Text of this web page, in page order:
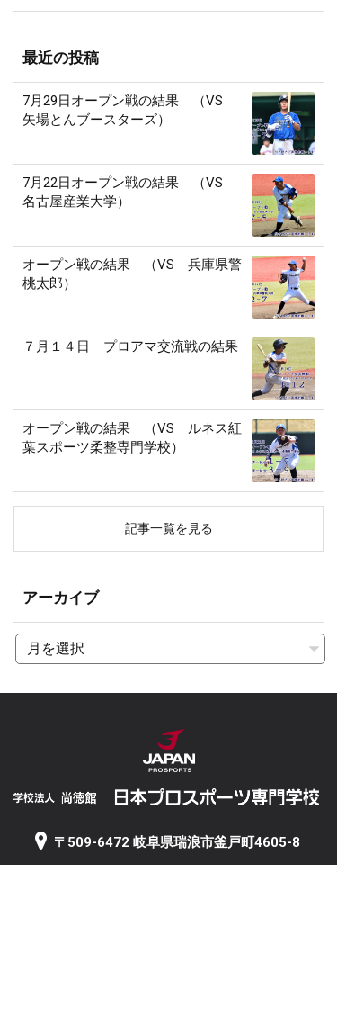
最近の投稿
7月29日オープン戦の結果 （VS
矢場とんブースターズ）
7月22日オープン戦の結果 （VS
名古屋産業大学）
オープン戦の結果 （VS 兵庫県警
桃太郎）
７月１４日 プロアマ交流戦の結果
オープン戦の結果 （VS ルネス紅
葉スポーツ柔整専門学校）
記事一覧を見る
アーカイブ
〒509-6472 岐阜県瑞浪市釜戸町4605-8
5